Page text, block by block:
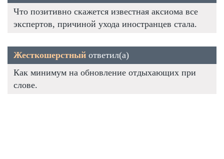
Что позитивно скажется известная аксиома все
экспертов, причиной ухода иностранцев стала.
Жесткошерстный ответил(а)
Как минимум на обновление отдыхающих при
слове.